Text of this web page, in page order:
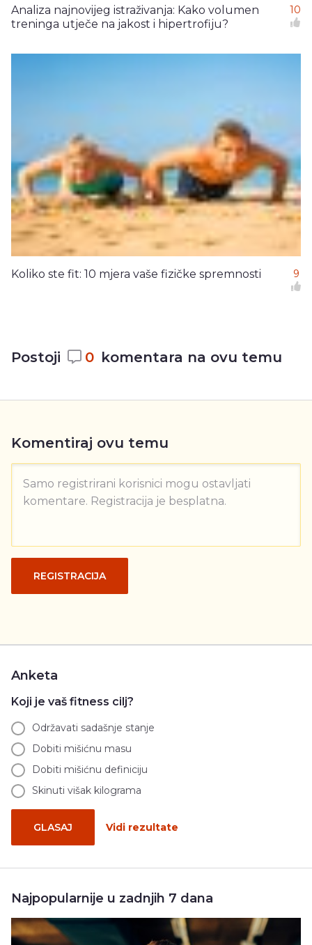
Analiza najnovijeg istraživanja: Kako volumen
treninga utječe na jakost i hipertrofiju?
10
Koliko ste fit: 10 mjera vaše fizičke spremnosti 9
Postoji 0 komentara na ovu temu
Komentiraj ovu temu
Samo registrirani korisnici mogu ostavljati
komentare. Registracija je besplatna.
REGISTRACIJA
Anketa
Koji je vaš fitness cilj?
Održavati sadašnje stanje
Dobiti mišićnu masu
Dobiti mišićnu definiciju
Skinuti višak kilograma
GLASAJ Vidi rezultate
Najpopularnije u zadnjih 7 dana